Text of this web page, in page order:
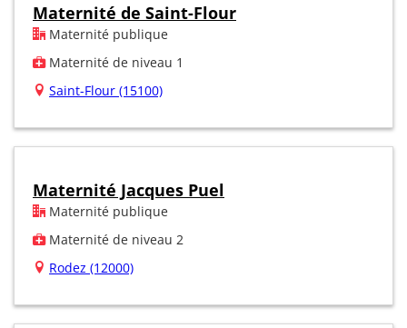
Maternité de Saint-Flour
Maternité publique
Maternité de niveau 1
Saint-Flour (15100)
Maternité Jacques Puel
Maternité publique
Maternité de niveau 2
Rodez (12000)